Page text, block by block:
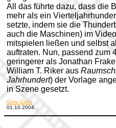
All das führte dazu, dass die
mehr als ein
setzte, indem sie die
auch die Maschinen) im
mitspielen ließen und selbst
auftraten. Nun, passend zum
geringerer als Jonathan
William T. Riker aus
Jahrhundert) der Vorlage
in Szene gesetzt.
Gero Zahn
01.10.2004